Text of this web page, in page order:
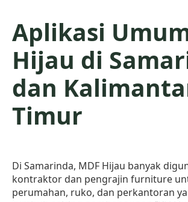
Aplikasi
Hijau di
dan
Timur
Di Samarinda, MDF Hijau banyak
kontraktor dan pengrajin furniture
perumahan, ruko, dan perkantoran